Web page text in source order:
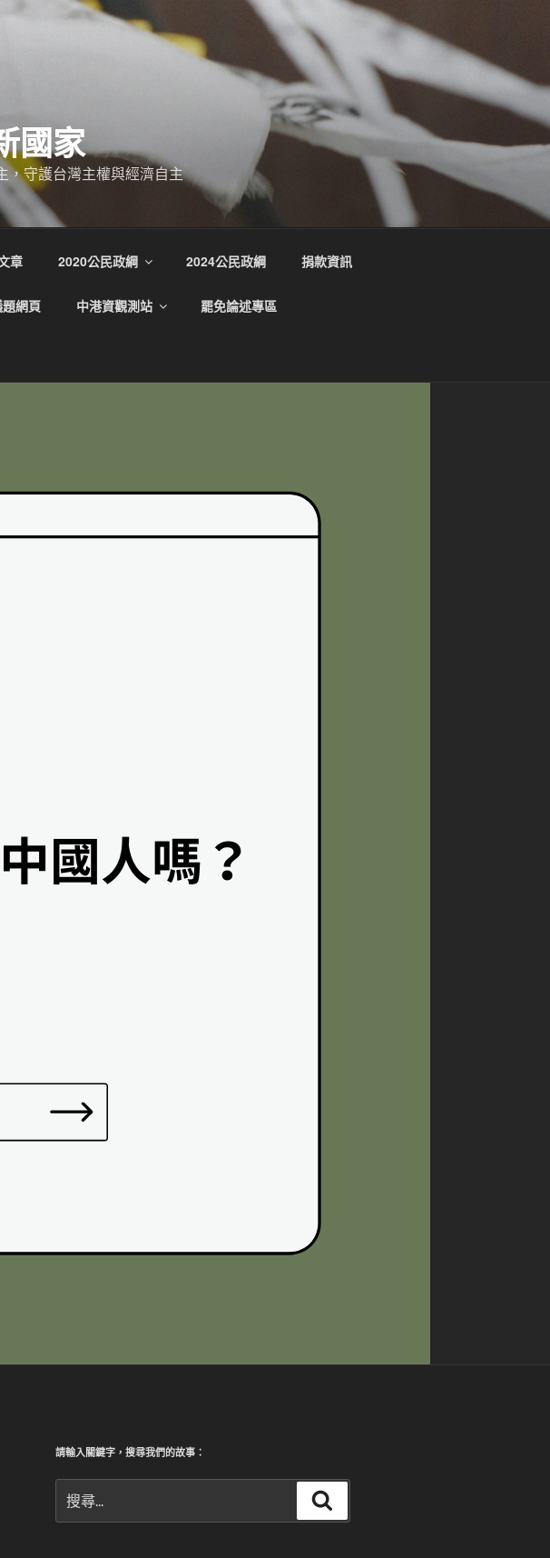
國家
，守護台灣主權與經濟自主
章 2020公民政綱 2024公民政綱 捐款資訊
網頁 中港資觀測站 罷免論述專區
請輸入關鍵字，搜尋我們的故事：
尋
關
尋